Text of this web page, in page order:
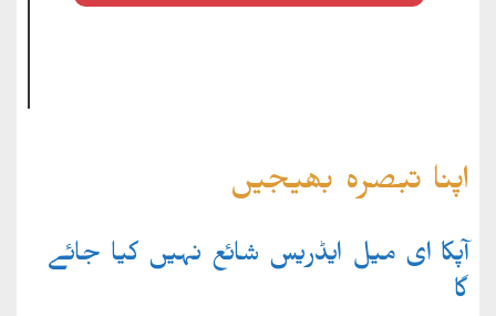
اپنا تبصرہ بھیجیں
آپکا ای میل ایڈریس شائع نہیں کیا جائے
گا